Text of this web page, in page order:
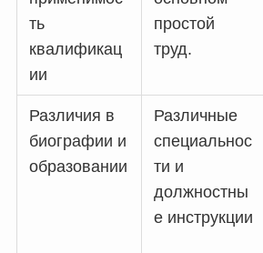
ть
квалификац
ии
простой
труд.
Различия в
биографии и
образовании
Различные
специальнос
ти и
должностны
е инструкции